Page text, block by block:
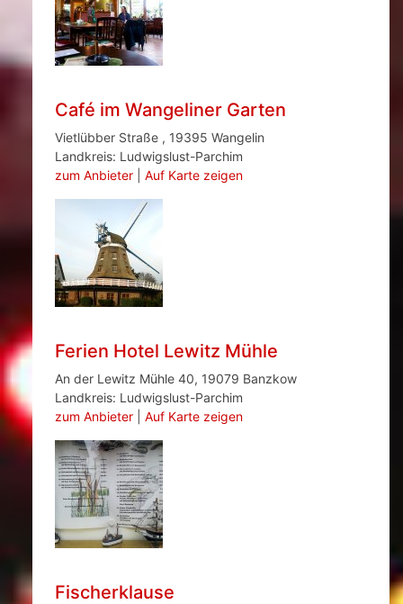
Café im Wangeliner Garten
Vietlübber Straße , 19395 Wangelin
Landkreis: Ludwigslust-Parchim
zum Anbieter| Auf Karte zeigen
Ferien Hotel Lewitz Mühle
An der Lewitz Mühle 40, 19079 Banzkow
Landkreis: Ludwigslust-Parchim
zum Anbieter| Auf Karte zeigen
Fischerklause